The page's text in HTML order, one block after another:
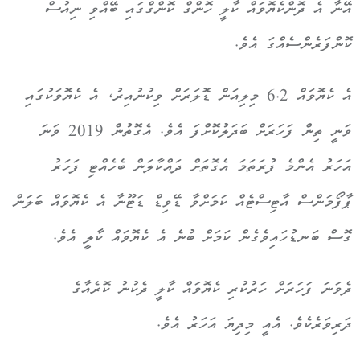
އޭނާ އެ ދޮންކެޔޮވައް ކާލީ ހޮންގް ކޮންގްގައި ބޭއްވި ނިއުސް
ކޮންފަރެންސެއްގަ އެވެ.
އެ ކެޔޮވައް 6.2 މިލިއަން ޑޮލަރަށް ވިކުނުއިރު، އެ ކެޔޮވަކުގައި
ވަނީ ތިން ފަހަރަށް ބަދަލުކޮށްފަ އެވެ. އެގޮތުން 2019 ވަނަ
އަހަރު އެންމެ ފުރަތަމަ އެގޮތަށް ދައްކާލަން ބެހެއްޓި ފަހަރު
ޕާފޯމަންސް އާޓިސްޓެއް ކަމަށްވާ ޑޭވިޑް ޑަޓޫނާ އެ ކެޔޮވައް ބަލަން
ގޮސް ބަނޑުހައިވެގެން ކަމަށް ބުނެ އެ ކެޔޮވައް ކާލީ އެވެ.
ދެވަނަ ފަހަރަށް ހަރުކުރި ކެޔޮވައް ކާލީ ދެކުނު ކޮރެއާގެ
ދަރިވަރެކެވެ. އެއީ މިދިޔަ އަހަރު އެވެ.